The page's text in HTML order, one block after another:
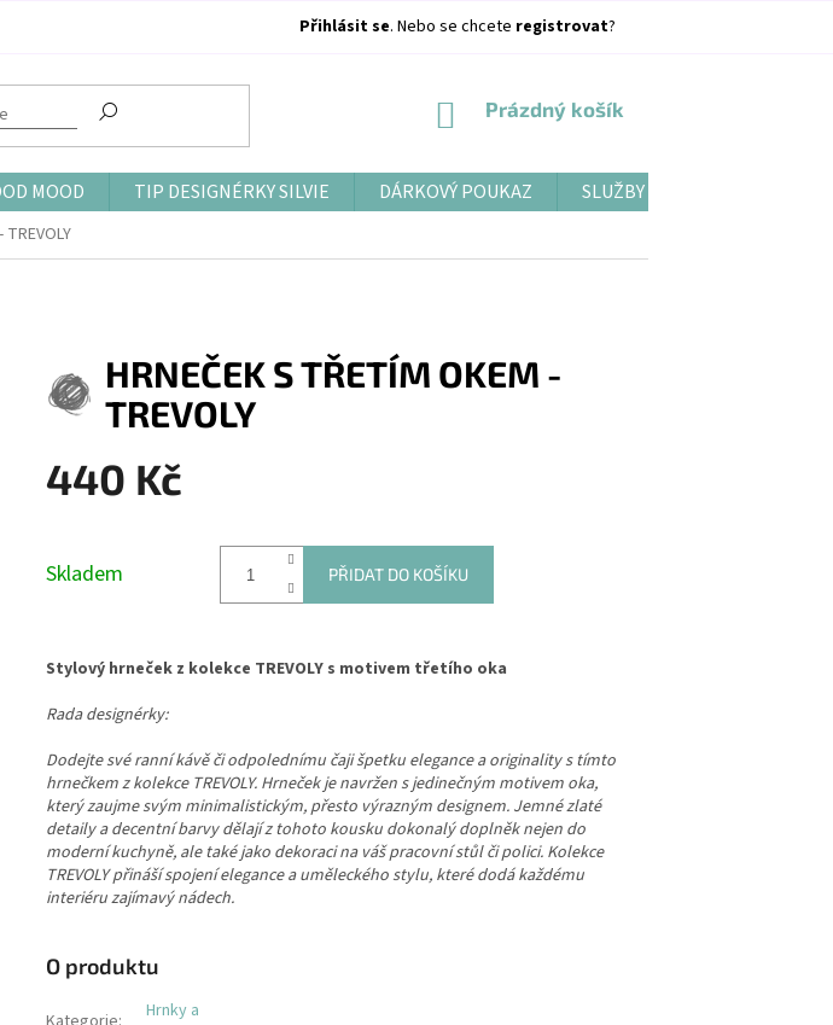
Přihlásit se. Nebo se chcete registrovat?
NÁKUPNÍ
Prázdný košík
MOOD TIP DESIGNÉRKY SILVIE DÁRKOVÝ POUKAZ SLUŽBY
HRNEČEK S TŘETÍM OKEM -
TREVOLY
440 Kč
Skladem PŘIDAT DO KOŠÍKU
Stylový hrneček z kolekce TREVOLY s motivem třetího oka
Rada designérky:
Dodejte své ranní kávě či odpolednímu čaji špetku elegance a originality s tímto
hrnečkem z kolekce TREVOLY. Hrneček je navržen s jedinečným motivem oka,
který zaujme svým minimalistickým, přesto výrazným designem. Jemné zlaté
detaily a decentní barvy dělají z tohoto kousku dokonalý doplněk nejen do
moderní kuchyně, ale také jako dekoraci na váš pracovní stůl či polici. Kolekce
TREVOLY přináší spojení elegance a uměleckého stylu, které dodá každému
interiéru zajímavý nádech.
O produktu
Hrnky a